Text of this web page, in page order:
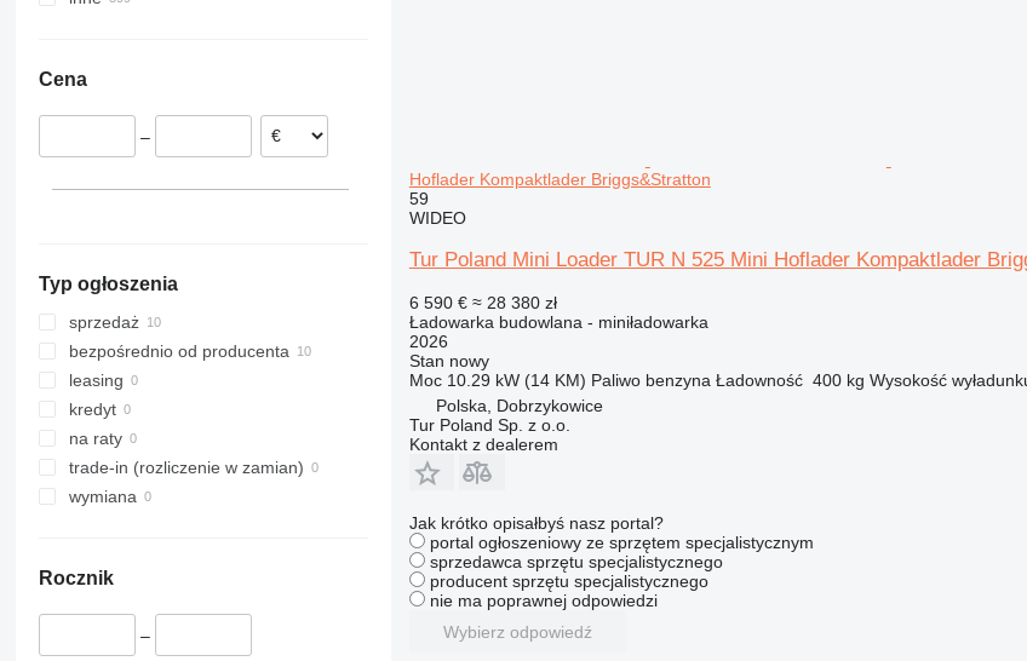
Francja
Włochy
Gruzja
Azerbejdżan
Kolumbia
Urugwaj
Cena
–
Typ ogłoszenia
sprzedaż
bezpośrednio od producenta
leasing
kredyt
na raty
trade-in (rozliczenie w zamian)
wymiana
Rocznik
–
Hoflader Kompaktlader Briggs&Stratton
59
WIDEO
Tur Poland Mini Loader TUR N 525 Mini Hoflader Kompaktlader
6 590 € ≈ 28 380 zł
Ładowarka budowlana - miniładowarka
2026
Stan nowy
Moc 10.29 kW (14 KM) Paliwo benzyna Ładowność 400 kg Wysokość
Polska, Dobrzykowice
Tur Poland Sp. z o.o.
Kontakt z dealerem
Jak krótko opisałbyś nasz portal?
portal ogłoszeniowy ze sprzętem specjalistycznym
sprzedawca sprzętu specjalistycznego
producent sprzętu specjalistycznego
nie ma poprawnej odpowiedzi
Wybierz odpowiedź